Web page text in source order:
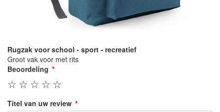
Rugzak voor school - sport - recreatief
Groot vak voor met rits
Beoordeling
☆
☆
☆
☆
☆
Titel van uw review